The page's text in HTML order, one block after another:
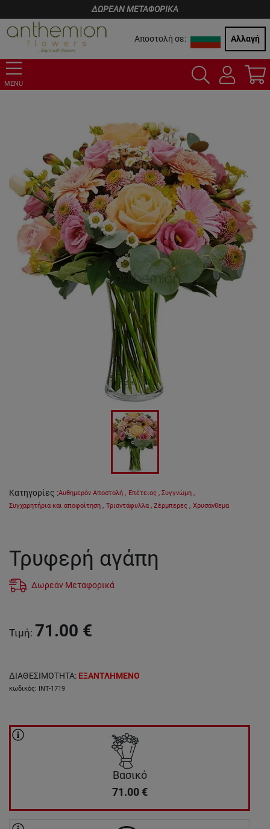
ΔΩΡΕΑΝ ΜΕΤΑΦΟΡΙΚΑ
Αποστολή σε: Αλλαγή
MENU
Κατηγορίες :Αυθημερόν Αποστολή , Επέτειος , Συγγνώμη ,
Συγχαρητήρια και αποφοίτηση , Τριαντάφυλλα , Ζέρμπερες , Χρυσάνθεμα
Τρυφερή αγάπη
Δωρεάν Μεταφορικά
Τιμή: 71.00 €
ΔΙΑΘΕΣΙΜΟΤΗΤΑ: ΕΞΑΝΤΛΗΜΕΝΟ
κωδικός: INT-1719
Βασικό
71.00 €